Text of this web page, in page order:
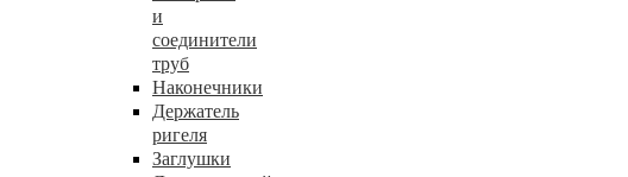
и
соединители
труб
Наконечники
Держатель
ригеля
Заглушки